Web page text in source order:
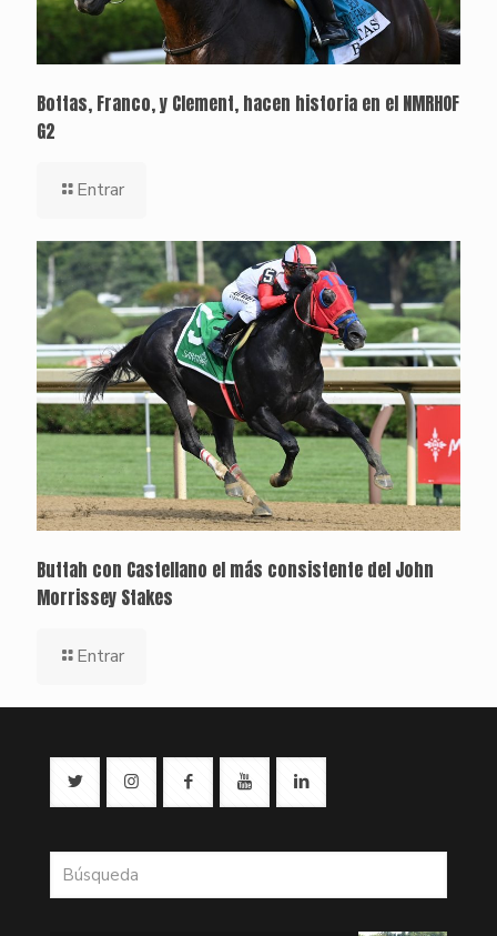
Bottas, Franco, y Clement, hacen historia en el NMRHOF
G2
Entrar
Buttah con Castellano el más consistente del John
Morrissey Stakes
Entrar